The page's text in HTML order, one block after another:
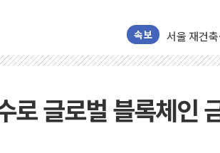
속보
서울 재건
[인사] 공정
반도체공
카카오,
현대카드,
로 글로벌 블록체인